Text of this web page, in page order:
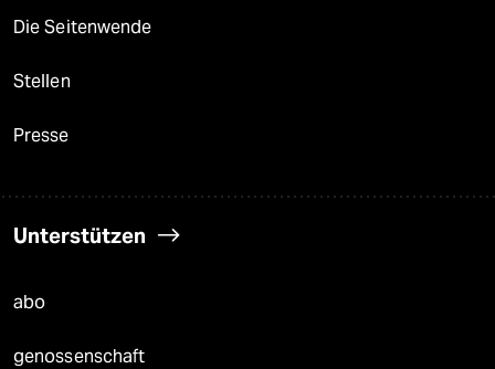
Die Seitenwende
Stellen
Presse
Unterstützen
abo
genossenschaft